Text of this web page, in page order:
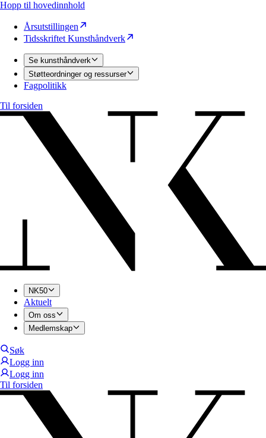
Hopp til hovedinnhold
Årsutstillingen
Tidsskriftet Kunsthåndverk
Se kunsthåndverk
Støtteordninger og ressurser
Fagpolitikk
Til forsiden
NK50
Aktuelt
Om oss
Medlemskap
Søk
Logg inn
Logg inn
Til forsiden